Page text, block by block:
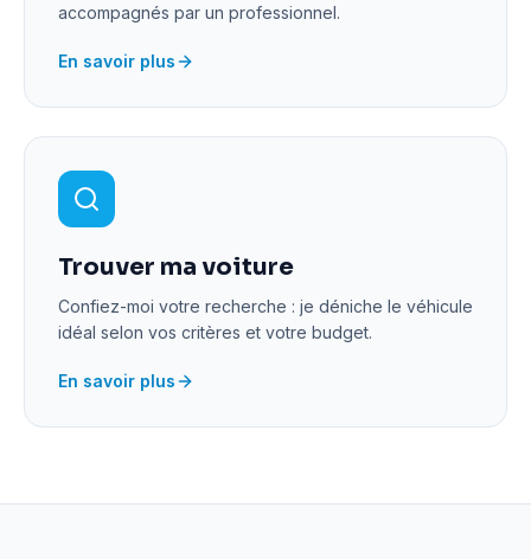
accompagnés par un professionnel.
En savoir plus
Trouver ma voiture
Confiez-moi votre recherche : je déniche le véhicule
idéal selon vos critères et votre budget.
En savoir plus